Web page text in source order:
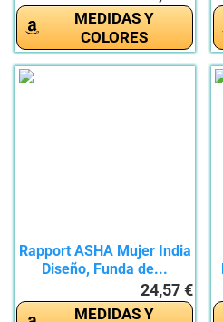
MEDIDAS Y
COLORES
Rapport ASHA Mujer India
Diseño, Funda de...
24,57 €
MEDIDAS Y